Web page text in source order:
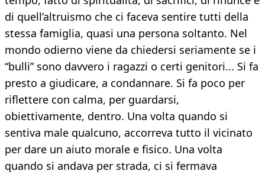
di quell’altruismo che ci faceva sentire tutti della
stessa famiglia, quasi una persona soltanto. Nel
mondo odierno viene da chiedersi seriamente se i
“bulli” sono davvero i ragazzi o certi genitori... Si fa
presto a giudicare, a condannare. Si fa poco per
riflettere con calma, per guardarsi,
obiettivamente, dentro. Una volta quando si
sentiva male qualcuno, accorreva tutto il vicinato
per dare un aiuto morale e fisico. Una volta
quando si andava per strada, ci si fermava